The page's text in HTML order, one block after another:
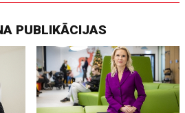
PUBLIKĀCIJAS